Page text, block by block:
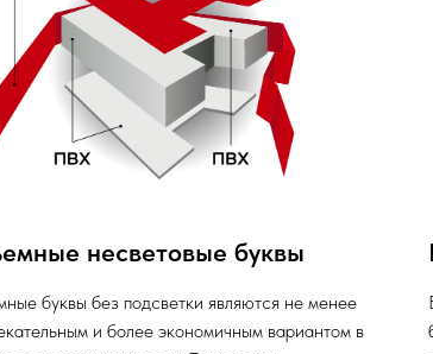
несветовые буквы
буквы без подсветки являются не менее
и более экономичным вариантом в